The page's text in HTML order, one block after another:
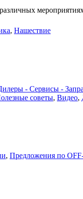
, Нашествие
- Сервисы -
советы, Видео,
, Предложения по